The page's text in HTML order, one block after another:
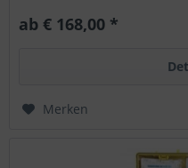
ab € 168,00 *
Merken